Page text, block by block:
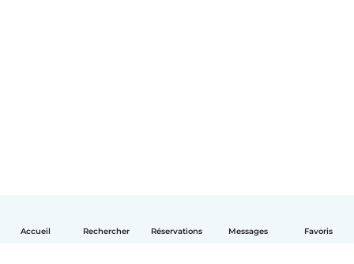
Accueil Rechercher Réservations Messages Favoris